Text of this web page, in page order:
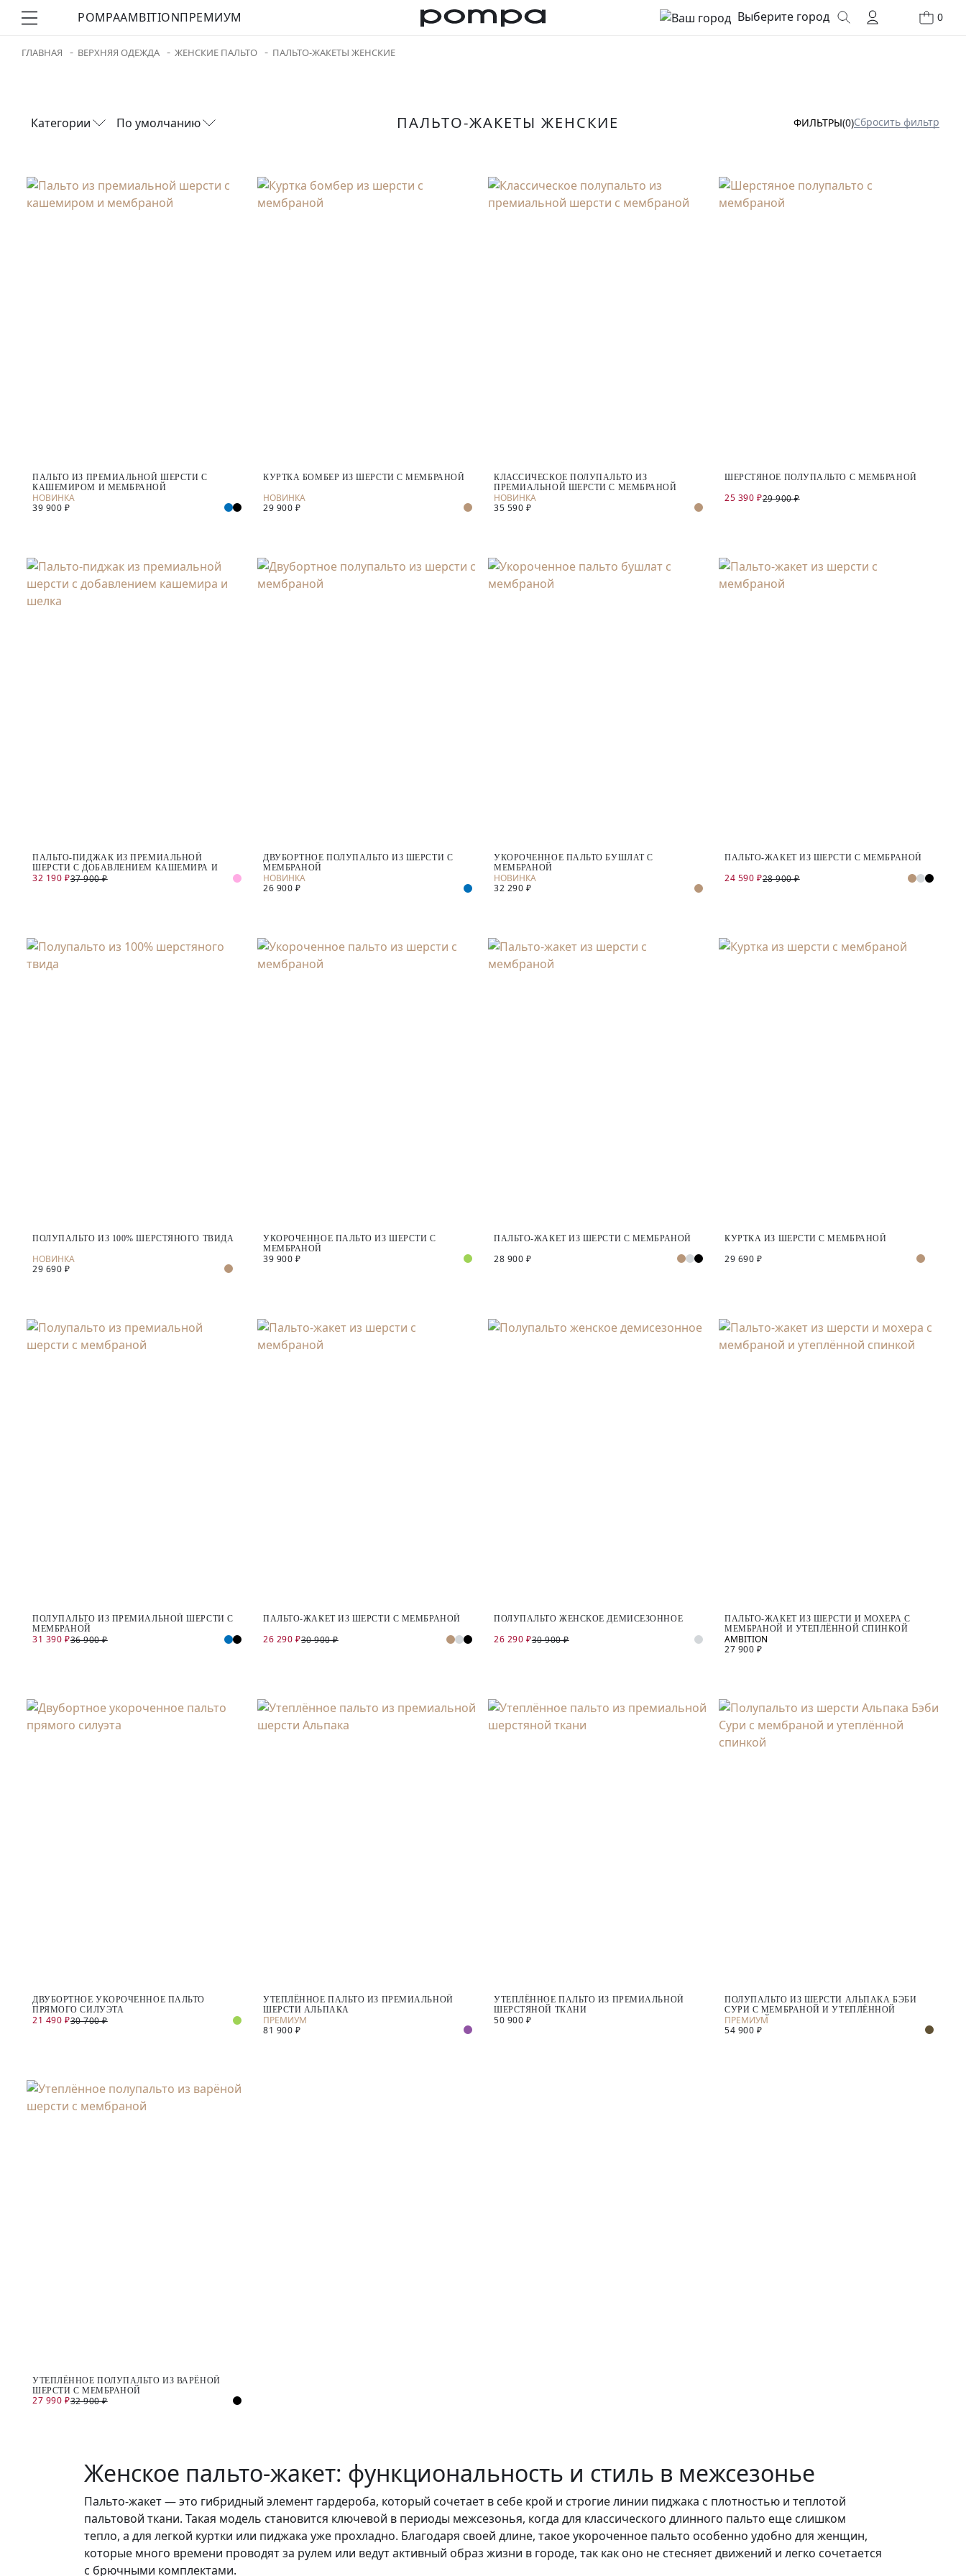
POMPAAMBITIONПРЕМИУМ Выберите город 0
ГЛАВНАЯ ВЕРХНЯЯ ОДЕЖДА ЖЕНСКИЕ ПАЛЬТО ПАЛЬТО-ЖАКЕТЫ ЖЕНСКИЕ
Категории По умолчанию ПАЛЬТО-ЖАКЕТЫ ЖЕНСКИЕ ФИЛЬТРЫ(0)Сбросить фильтр
ПАЛЬТО ИЗ ПРЕМИАЛЬНОЙ ШЕРСТИ С
КАШЕМИРОМ И МЕМБРАНОЙ
39 900 ₽
КУРТКА БОМБЕР ИЗ ШЕРСТИ С МЕМБРАНОЙ
29 900 ₽
КЛАССИЧЕСКОЕ ПОЛУПАЛЬТО ИЗ
ПРЕМИАЛЬНОЙ ШЕРСТИ С МЕМБРАНОЙ
35 590 ₽
ШЕРСТЯНОЕ ПОЛУПАЛЬТО С МЕМБРАНОЙ
25 390 ₽29 900 ₽
ПАЛЬТО-ПИДЖАК ИЗ ПРЕМИАЛЬНОЙ
ШЕРСТИ С ДОБАВЛЕНИЕМ КАШЕМИРА И
ШЕЛКА
32 190 ₽37 900 ₽
ДВУБОРТНОЕ ПОЛУПАЛЬТО ИЗ ШЕРСТИ С
МЕМБРАНОЙ
26 900 ₽
УКОРОЧЕННОЕ ПАЛЬТО БУШЛАТ С
МЕМБРАНОЙ
32 290 ₽
ПАЛЬТО-ЖАКЕТ ИЗ ШЕРСТИ С МЕМБРАНОЙ
24 590 ₽28 900 ₽
ПОЛУПАЛЬТО ИЗ 100% ШЕРСТЯНОГО ТВИДА
29 690 ₽
УКОРОЧЕННОЕ ПАЛЬТО ИЗ ШЕРСТИ С
МЕМБРАНОЙ
39 900 ₽
ПАЛЬТО-ЖАКЕТ ИЗ ШЕРСТИ С МЕМБРАНОЙ
28 900 ₽
КУРТКА ИЗ ШЕРСТИ С МЕМБРАНОЙ
29 690 ₽
ПОЛУПАЛЬТО ИЗ ПРЕМИАЛЬНОЙ ШЕРСТИ С
МЕМБРАНОЙ
31 390 ₽36 900 ₽
ПАЛЬТО-ЖАКЕТ ИЗ ШЕРСТИ С МЕМБРАНОЙ
26 290 ₽30 900 ₽
ПОЛУПАЛЬТО ЖЕНСКОЕ ДЕМИСЕЗОННОЕ
26 290 ₽30 900 ₽
ПАЛЬТО-ЖАКЕТ ИЗ ШЕРСТИ И МОХЕРА С
МЕМБРАНОЙ И УТЕПЛЁННОЙ СПИНКОЙ
27 900 ₽
ДВУБОРТНОЕ УКОРОЧЕННОЕ ПАЛЬТО
ПРЯМОГО СИЛУЭТА
21 490 ₽30 700 ₽
УТЕПЛЁННОЕ ПАЛЬТО ИЗ ПРЕМИАЛЬНОЙ
ШЕРСТИ АЛЬПАКА
81 900 ₽
УТЕПЛЁННОЕ ПАЛЬТО ИЗ ПРЕМИАЛЬНОЙ
ШЕРСТЯНОЙ ТКАНИ
50 900 ₽
ПОЛУПАЛЬТО ИЗ ШЕРСТИ АЛЬПАКА БЭБИ
СУРИ С МЕМБРАНОЙ И УТЕПЛЁННОЙ
СПИНКОЙ
54 900 ₽
УТЕПЛЁННОЕ ПОЛУПАЛЬТО ИЗ ВАРЁНОЙ
ШЕРСТИ С МЕМБРАНОЙ
27 990 ₽32 900 ₽
Женское пальто-жакет: функциональность и стиль в межсезонье
Пальто-жакет — это гибридный элемент гардероба, который сочетает в себе крой и строгие линии пиджака с плотностью и теплотой
пальтовой ткани. Такая модель становится ключевой в периоды межсезонья, когда для классического длинного пальто еще слишком
тепло, а для легкой куртки или пиджака уже прохладно. Благодаря своей длине, такое укороченное пальто особенно удобно для женщин,
которые много времени проводят за рулем или ведут активный образ жизни в городе, так как оно не стесняет движений и легко сочетается
с брючными комплектами.